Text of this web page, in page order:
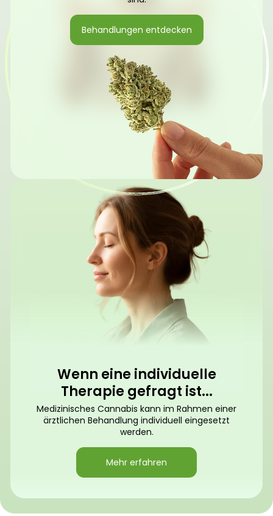
Behandlungen entdecken
Wenn eine individuelle
Therapie gefragt ist...
Medizinisches Cannabis kann im Rahmen einer
ärztlichen Behandlung individuell eingesetzt
werden.
Mehr erfahren